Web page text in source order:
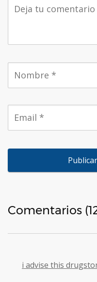
Comentarios
i advise this